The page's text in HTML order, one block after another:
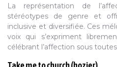
La représentation de
stéréotypes de genre et
inclusive et diversifiée. Ces
voix qui s’expriment
célébrant l’affection sous